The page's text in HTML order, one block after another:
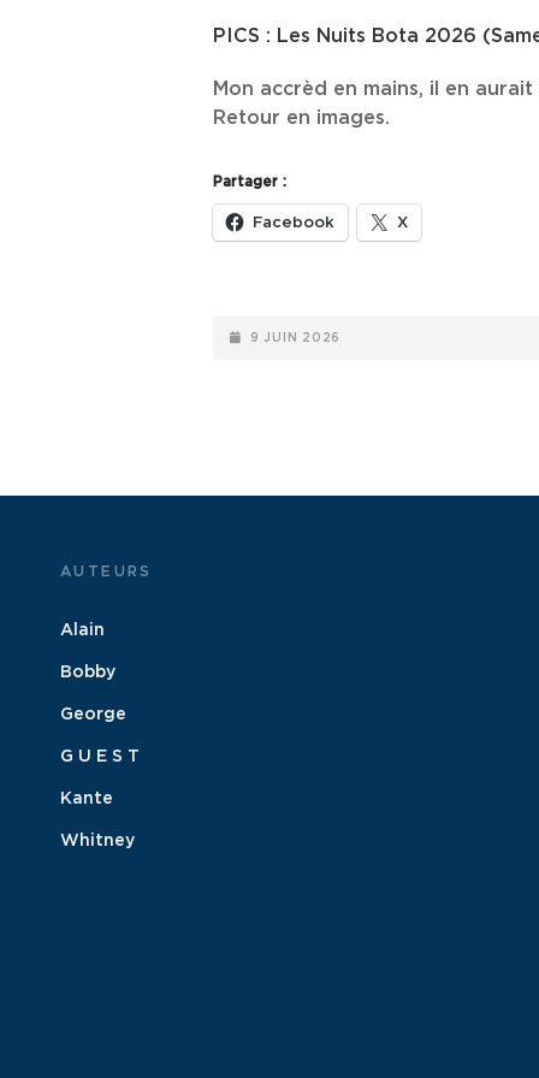
PICS : Les Nuits Bota 2026
Mon accrèd en mains, il en
Retour en images.
Partager :
Facebook X
POSTED-
9 JUIN 2026
AUTEURS
Alain
Bobby
George
G U E S T
Kante
Whitney